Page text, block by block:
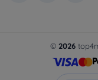
© 2026